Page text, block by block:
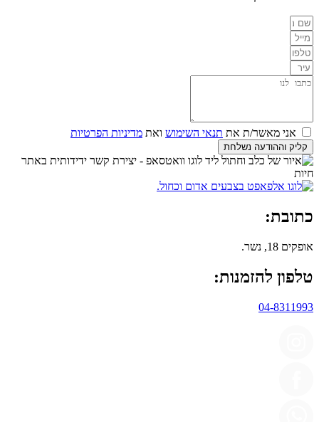
אני מאשר/ת את תנאי השימוש ואת מדיניות הפרטיות
קליק וההודעה נשלחת
כתובת:
אופקים 18, נשר.
טלפון להזמנות:
04-8311993